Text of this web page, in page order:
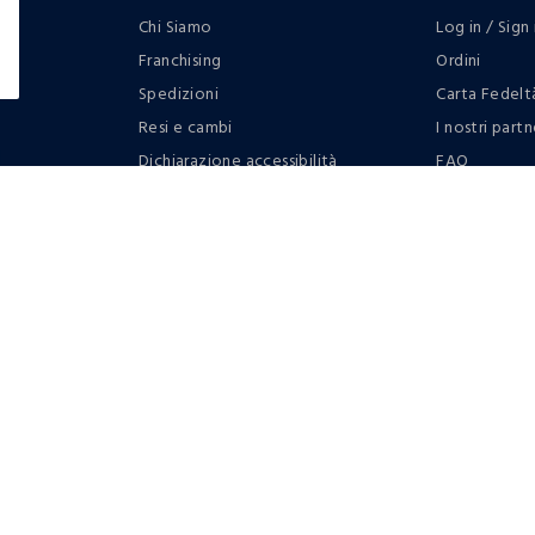
Chi Siamo
Franchising
Spedizioni
Resi e cambi
Dichiarazione accessibilità
Log in / Sign
Ordini
Carta
I nostri
FAQ